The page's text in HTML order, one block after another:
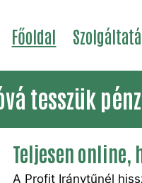
Főoldal
tesszük
Teljesen online,
A Profit Iránytűnél